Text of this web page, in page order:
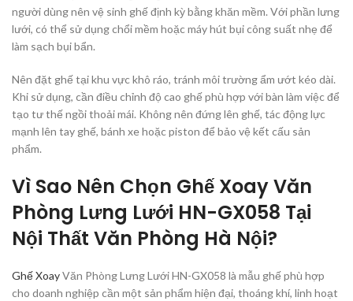
người dùng nên vệ sinh ghế định kỳ bằng khăn mềm. Với phần lưng
lưới, có thể sử dụng chổi mềm hoặc máy hút bụi công suất nhẹ để
làm sạch bụi bẩn.
Nên đặt ghế tại khu vực khô ráo, tránh môi trường ẩm ướt kéo dài.
Khi sử dụng, cần điều chỉnh độ cao ghế phù hợp với bàn làm việc để
tạo tư thế ngồi thoải mái. Không nên đứng lên ghế, tác động lực
mạnh lên tay ghế, bánh xe hoặc piston để bảo vệ kết cấu sản
phẩm.
Vì Sao Nên Chọn Ghế Xoay Văn
Phòng Lưng Lưới HN-GX058 Tại
Nội Thất Văn Phòng Hà Nội?
Ghế XoayVăn Phòng Lưng Lưới HN-GX058 là mẫu ghế phù hợp
cho doanh nghiệp cần một sản phẩm hiện đại, thoáng khí, linh hoạt